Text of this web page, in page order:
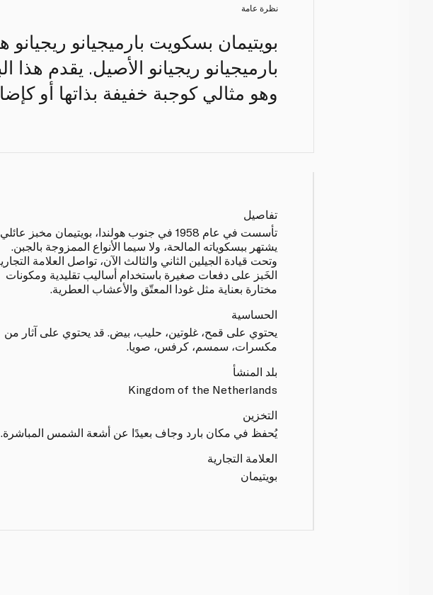
نظرة عامة
بويتيمان بسكويت بارميجيانو
بارميجيانو ريجيانو الأصيل. يقدم هذا
وهو مثالي كوجبة خفيفة بذاتها أو
تفاصيل
تأسست في عام 1958 في جنوب هولندا، بويتيمان مخبز عائلي
يشتهر ببسكوياته المالحة، ولا سيما الأنواع الممزوجة بالجبن.
وتحت قيادة الجيلين الثاني والثالث الآن، تواصل العلامة
الخَبز على دفعات صغيرة باستخدام أساليب تقليدية ومكونات
مختارة بعناية مثل غودا المعتّق والأعشاب العطرية.
الحساسية
يحتوي على قمح، غلوتين، حليب، بيض. قد يحتوي على آثار من
مكسرات، سمسم، كرفس، صويا.
بلد المنشأ
Kingdom of the Netherlands
التخزين
يُحفظ في مكان بارد وجاف بعيدًا عن أشعة الشمس المباشرة.
العلامة التجارية
بويتيمان